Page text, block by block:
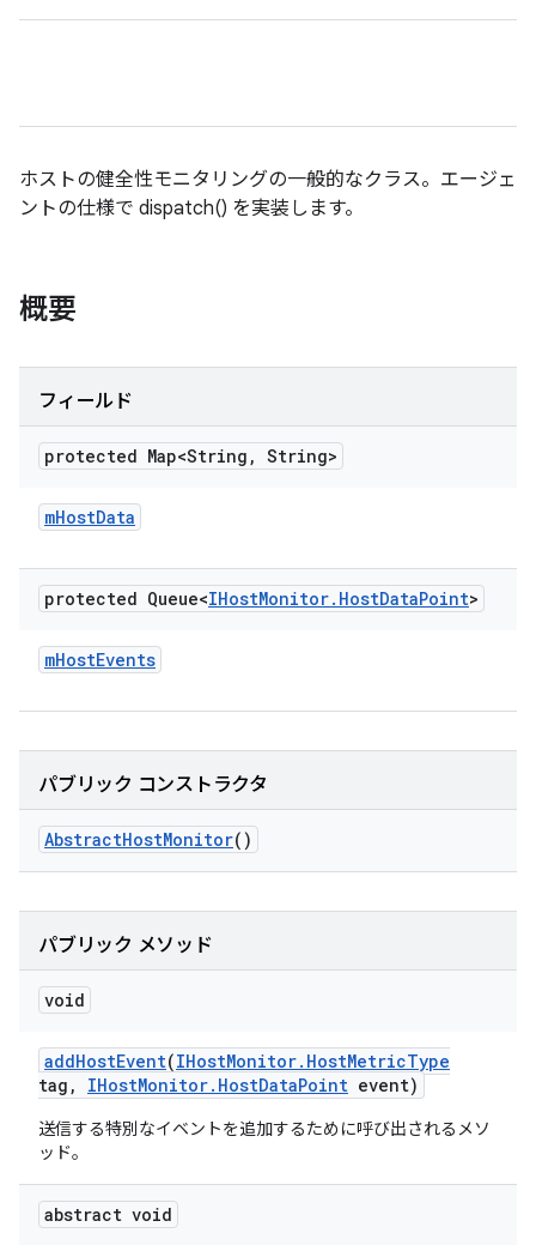
ホストの健全性モニタリングの一般的なクラス。エージェ
ントの仕様で dispatch() を実装します。
概要
フィールド
protected Map<String , String>
mHostData
protected Queue<IHostMonitor. HostDataPoint>
mHostEvents
パブリック コンストラクタ
AbstractHostMonitor()
パブリック メソッド
void
addHostEvent(IHostMonitor. HostMetricType
tag , IHostMonitor. HostDataPoint event)
送信する特別なイベントを追加するために呼び出されるメソ
ッド。
abstract void